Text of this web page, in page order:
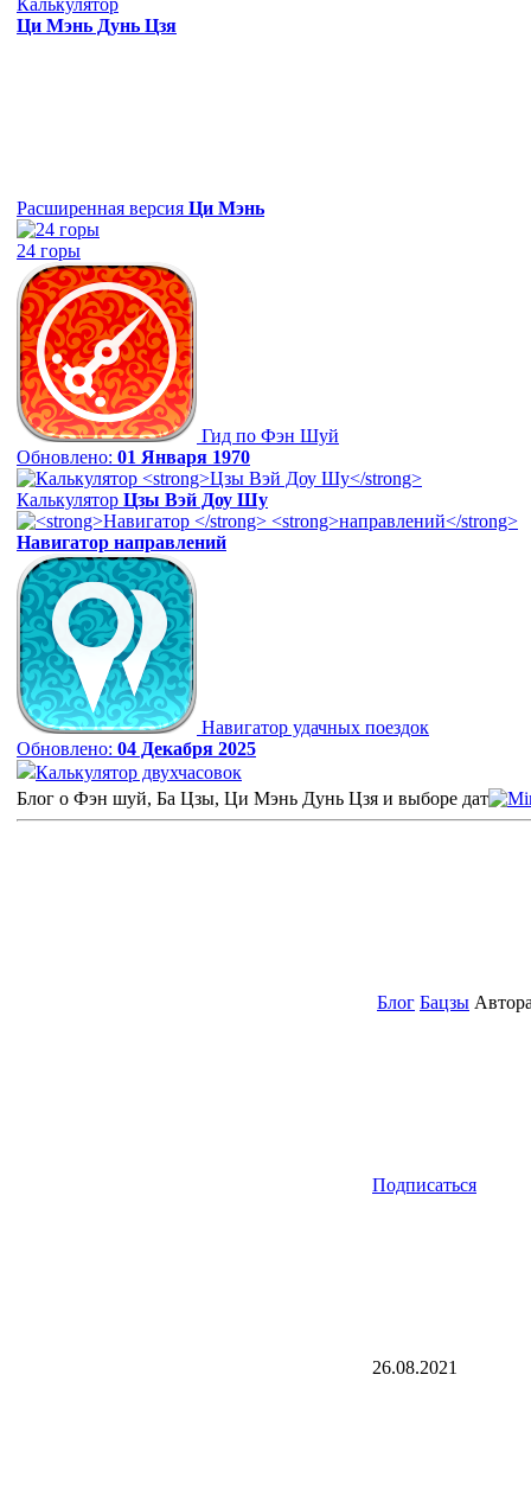
Калькулятор
Ци Мэнь Дунь Цзя
Расширенная версия Ци Мэнь
24 горы
Гид по Фэн Шуй
Обновлено: 01 Января 1970
Калькулятор Цзы Вэй Доу Шу
Навигатор направлений
Навигатор удачных поездок
Обновлено: 04 Декабря 2025
Калькулятор двухчасовок
Блог о Фэн шуй, Ба Цзы, Ци Мэнь Дунь Цзя и выборе дат
Блог Бацзы
Подписаться
26.08.2021